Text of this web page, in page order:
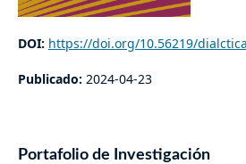
DOI: https://doi.org/10.56219/
Publicado: 2024-04-23
Portafolio de Investigación